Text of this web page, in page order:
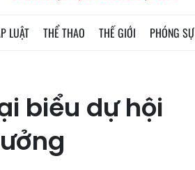
LUẬT THỂ THAO THẾ GIỚI PHÓNG SỰ
biểu dự hội